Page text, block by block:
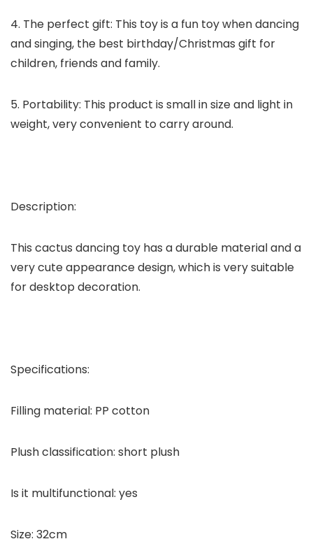
4. The perfect gift: This toy is a fun toy when dancing
and singing, the best birthday/Christmas gift for
children, friends and family.
5. Portability: This product is small in size and light in
weight, very convenient to carry around.
Description:
This cactus dancing toy has a durable material and a
very cute appearance design, which is very suitable
for desktop decoration.
Specifications:
Filling material: PP cotton
Plush classification: short plush
Is it multifunctional: yes
Size: 32cm